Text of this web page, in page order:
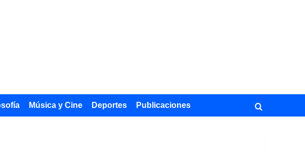
Música y Cine Deportes Publicaciones